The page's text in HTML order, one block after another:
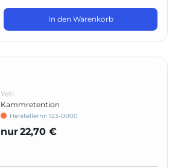
In den Warenkorb
Yeti
Kammretention
Herstellernr: 123-0000
nur22,70 €